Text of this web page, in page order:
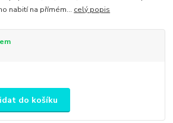
nabití na přímém... celý popis
do košíku